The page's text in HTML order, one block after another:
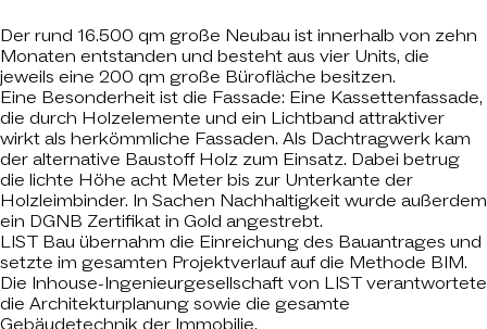
Der rund 16.500 qm große Neubau ist innerhalb von zehn
Monaten entstanden und besteht aus vier Units, die
jeweils eine 200 qm große Bürofläche besitzen.
Eine Besonderheit ist die Fassade: Eine Kassettenfassade,
die durch Holzelemente und ein Lichtband attraktiver
wirkt als herkömmliche Fassaden. Als Dachtragwerk kam
der alternative Baustoff Holz zum Einsatz. Dabei betrug
die lichte Höhe acht Meter bis zur Unterkante der
Holzleimbinder. In Sachen Nachhaltigkeit wurde außerdem
ein DGNB Zertifikat in Gold angestrebt.
LIST Bau übernahm die Einreichung des Bauantrages und
setzte im gesamten Projektverlauf auf die Methode BIM.
Die Inhouse-Ingenieurgesellschaft von LIST verantwortete
die Architekturplanung sowie die gesamte
Gebäudetechnik der Immobilie.